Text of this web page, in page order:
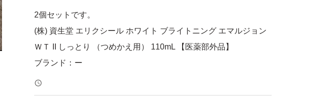
2個セットです。
(株) 資生堂 エリクシール ホワイト ブライトニング エマルジョン
ＷＴ II しっとり （つめかえ用） 110mL 【医薬部外品】
ブランド：ー